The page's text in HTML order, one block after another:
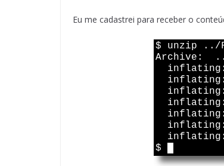
Eu me cadastrei para receber o